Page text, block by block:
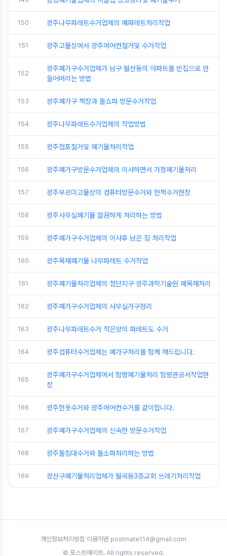
150 광주나무파레트수거업체의 폐파레트처리작업
151 광주고물상에서 광주에어컨철거및 수거작업
152
광주폐가구수거업체가 남구 월산동의 아파트를 빈집으로 만
들어버리는 방법
153 광주폐가구 책장과 돌쇼파 방문수거작업
154 광주나무파레트수거업체의 작업방법
155 광주점포철거및 폐기물처리작업
156 광주폐가구방문수거업체의 이사하면서 가정폐기물처리
157 광주부르미고물상의 컴퓨터방문수거와 헌책수거현장
158 광주사무실폐기물 깔끔하게 처리하는 방법
159 광주폐가구수거업체의 이사후 남은 짐 처리작업
160 광주목재폐기물 나무파레트 수거작업
161 광주폐기물처리업체의 첨단지구 광주과학기술원 폐목재처리
162 광주폐가구수거업체의 사무실가구정리
163 광주나무파레트수거 적은양의 파레트도 수거
164 광주컴퓨터수거업체는 폐가구처리를 함께 해드립니다.
165
광주폐가구수거업체에서 함평폐기물처리 함평관공서작업현
장
166 광주헌옷수거와 광주에어컨수거를 같이합니다.
167 광주폐가구수거업체의 신속한 방문수거작업
168 광주돌침대수거와 돌소파처리하는 방법
169 광산구폐기물처리업체가 월곡동3층교회 쓰레기처리작업
개인정보처리방침 ·이용약관·postmate114@gmail.com
© 포스트메이트. All rights reserved.